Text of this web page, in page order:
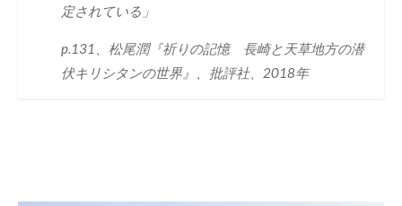
定されている」
p.131、松尾潤『祈りの記憶 長崎と天草地方の潜
伏キリシタンの世界』、批評社、2018年